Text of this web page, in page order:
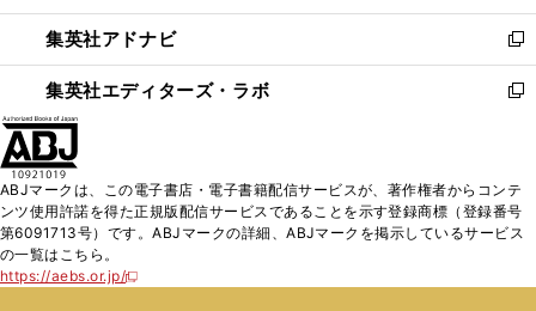
開
く
ウ
で
開
く
ン
ド
ウ
で
ウ
ィ
ン
ド
く
集英社アドナビ
新
し
い
ド
ウ
で
集英社エディターズ・ラボ
新
ィ
ン
ド
ABJマークは、この電子書店・電子書籍配信サービスが、著作権者からコンテ
ンツ使用許諾を得た正規版配信サービスであることを示す登録商標（登録番号
第6091713号）です。ABJマークの詳細、ABJマークを掲示しているサービス
の一覧はこちら。
https://aebs.or.jp/
新